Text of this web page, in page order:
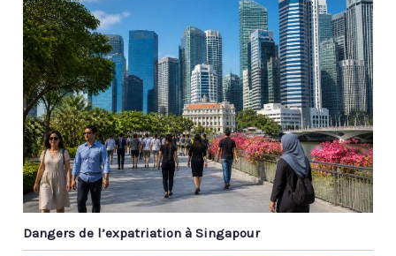
Dangers de l’expatriation à Singapour